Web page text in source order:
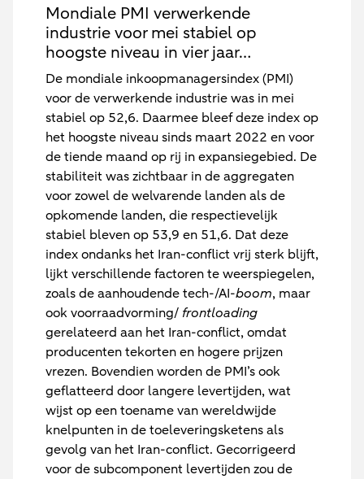
Mondiale PMI verwerkende
industrie voor mei stabiel op
hoogste niveau in vier jaar…
De mondiale inkoopmanagersindex (PMI)
voor de verwerkende industrie was in mei
stabiel op 52,6. Daarmee bleef deze index op
het hoogste niveau sinds maart 2022 en voor
de tiende maand op rij in expansiegebied. De
stabiliteit was zichtbaar in de aggregaten
voor zowel de welvarende landen als de
opkomende landen, die respectievelijk
stabiel bleven op 53,9 en 51,6. Dat deze
index ondanks het Iran-conflict vrij sterk blijft,
lijkt verschillende factoren te weerspiegelen,
zoals de aanhoudende tech-/AI-boom, maar
ook voorraadvorming/ frontloading
gerelateerd aan het Iran-conflict, omdat
producenten tekorten en hogere prijzen
vrezen. Bovendien worden de PMI’s ook
geflatteerd door langere levertijden, wat
wijst op een toename van wereldwijde
knelpunten in de toeleveringsketens als
gevolg van het Iran-conflict. Gecorrigeerd
voor de subcomponent levertijden zou de